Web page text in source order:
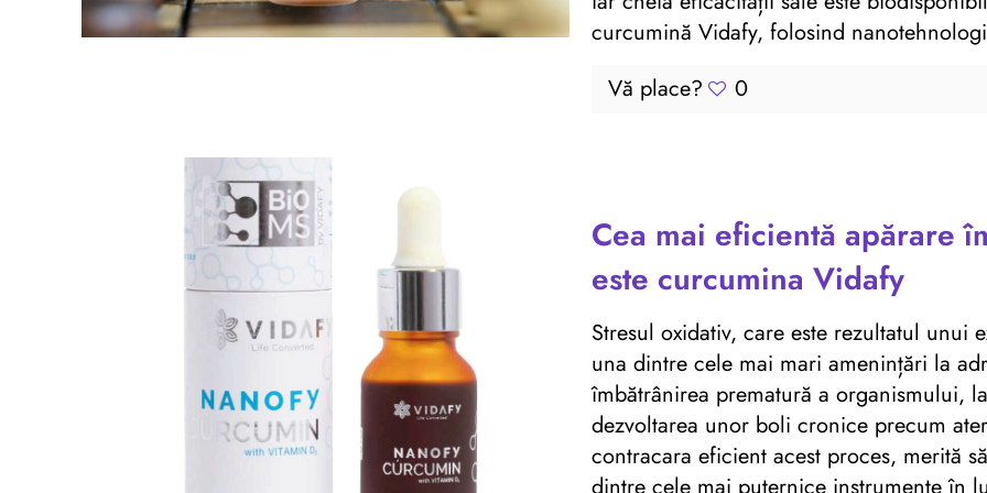
curcumină Vidafy, folosind
Vă place?
0
Cea mai eficientă apărare
este curcumina Vidafy
Stresul oxidativ, care este rezultatul unui
una dintre cele mai mari amenințări la
îmbătrânirea prematură a organismului,
dezvoltarea unor boli cronice precum
contracara eficient acest proces, merită